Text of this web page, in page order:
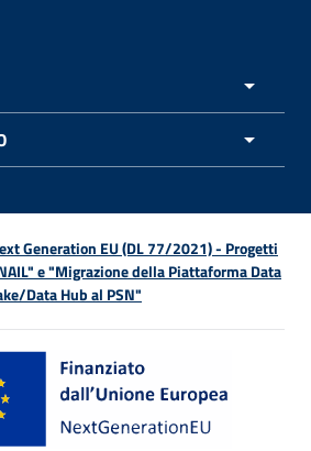
Generation EU (DL 77/2021) - Progetti
e "Migrazione della Piattaforma Data
Data Hub al PSN"